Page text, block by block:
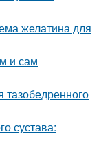
желатина для
и сам
тазобедренного
сустава: